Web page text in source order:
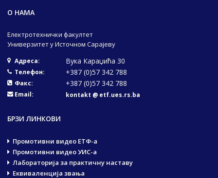
О НАМА
Електротехнички факултет
Универзитет у Источном Сарајеву
Адреса: Вука Караџића 30
Телефон: +387 (0)57 342 788
Факс: +387 (0)57 342 788
Email: kontakt @ etf.ues.rs.ba
БРЗИ ЛИНКОВИ
Промотивни видео ЕТФ-а
Промотивни видео УИС-а
Лабораторија за практичну наставу
Еквиваленција звања